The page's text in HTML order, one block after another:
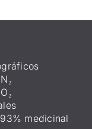
medicinal